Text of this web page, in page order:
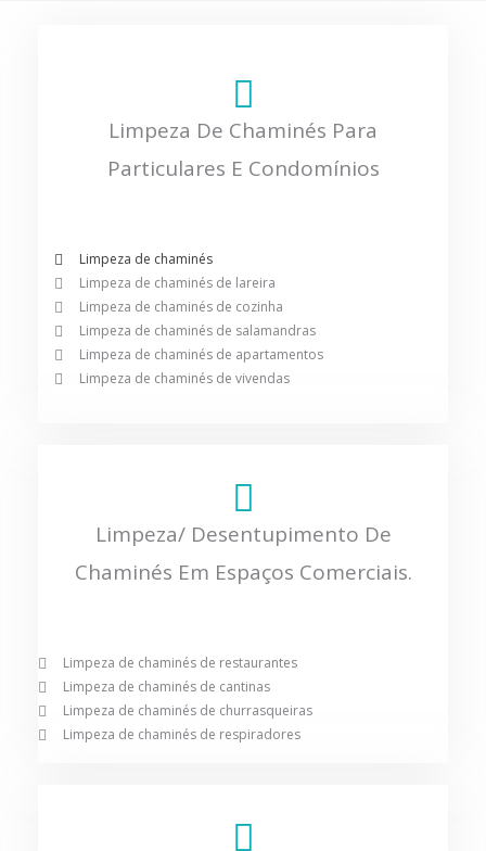
Limpeza De Chaminés Para
Particulares E Condomínios
Limpeza de chaminés
Limpeza de chaminés de lareira
Limpeza de chaminés de cozinha
Limpeza de chaminés de salamandras
Limpeza de chaminés de apartamentos
Limpeza de chaminés de vivendas
Limpeza/ Desentupimento De
Chaminés Em Espaços Comerciais.
Limpeza de chaminés de restaurantes
Limpeza de chaminés de cantinas
Limpeza de chaminés de churrasqueiras
Limpeza de chaminés de respiradores